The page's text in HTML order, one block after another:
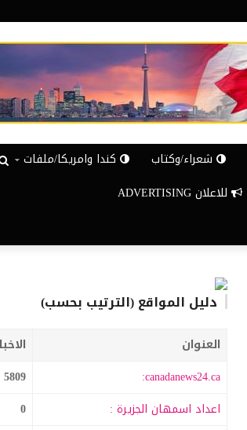
شعراء/وكتاب
كندا وامريكا/ملفات
للاعلان ADVERTISING
دليل المواقع (الترتيب بحسب)
العنوان
canadanews24.ca:
5809
اعداد اسمهان الجزيرة :
0